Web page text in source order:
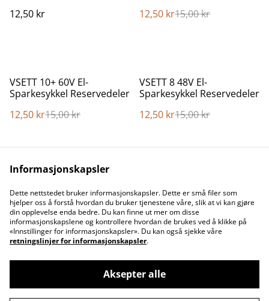
12,50 kr
12,50 kr15,00 kr
%
VSETT 10+ 60V El-
Sparkesykkel Reservedeler
12,50 kr15,00 kr
%
VSETT 8 48V El-
Sparkesykkel Reservedeler
12,50 kr15,00 kr
Contact Us
Legal Terms
Privacy Policy
Cookie Policy
©2026Opptil 25% avslag - Elvy Turbo-Max G30
Informasjonskapsler
Dette nettstedet bruker informasjonskapsler. Dette er små filer som
hjelper oss å forstå hvordan du bruker tjenestene våre, slik at vi kan gjøre
din opplevelse enda bedre. Du kan finne ut mer om disse
informasjonskapslene og kontrollere hvordan de brukes ved å klikke på
«Innstillinger for informasjonskapsler». Du kan også sjekke våre
retningslinjer for informasjonskapsler.
Aksepter alle